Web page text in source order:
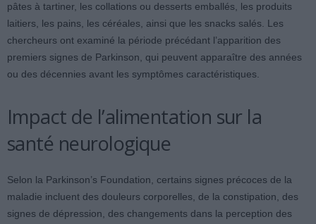
pâtes à tartiner, les collations ou desserts emballés, les produits
laitiers, les pains, les céréales, ainsi que les snacks salés. Les
chercheurs ont examiné la période précédant l’apparition des
premiers signes de Parkinson, qui peuvent apparaître des années
ou des décennies avant les symptômes caractéristiques.
Impact de l’alimentation sur la
santé neurologique
Selon la Parkinson’s Foundation, certains signes précoces de la
maladie incluent des douleurs corporelles, de la constipation, des
signes de dépression, des changements dans la perception des